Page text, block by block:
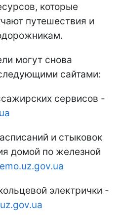
которые
путешествия и
могут снова
сайтами:
сервисов -
и стыковок
домой по железной
электрички -